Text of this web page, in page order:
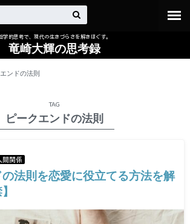
学的思考で、現代の生きづらさを解きほぐす。
竜崎大輝の思考録
ンドの法則
TAG
ピークエンドの法則
間関係
法則を恋愛に役立てる方法を解